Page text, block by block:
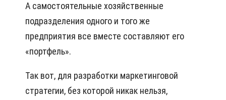
А самостоятельные хозяйственные
подразделения одного и того же
предприятия все вместе составляют его
«портфель».
Так вот, для разработки маркетинговой
стратегии, без которой никак нельзя,